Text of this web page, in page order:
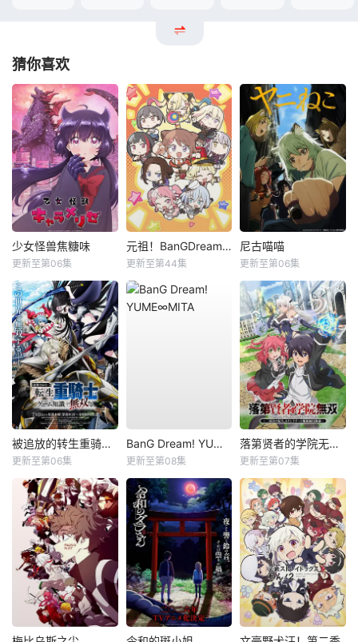
猜你喜欢
少女怪兽焦糖味
更新至第06集
元祖！BanGDream酱
更新至第44集
尼古喵喵
更新至第06集
被追放的转生重骑士用游戏知识开无双
更新至第06集
BanG Dream! YUME∞MITA
更新至第08集
落第贤者的学院无双第二回转生，S等级作弊魔术师冒险记
更新至第07集